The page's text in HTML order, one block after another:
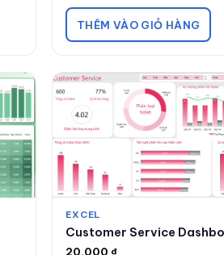
là:
65.000 ₫.
tại
50.000 ₫.
THÊM VÀO GIỎ HÀNG
EXCEL
Customer Service
20.000 ₫